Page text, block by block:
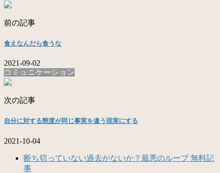
前の記事
食えなんだら食うな
2021-09-02
コミュニケーション
次の記事
自分に対する態度が同じ事実を違う現実にする
2021-10-04
断ち切っていない過去がないか？最悪のループ 無料記
事